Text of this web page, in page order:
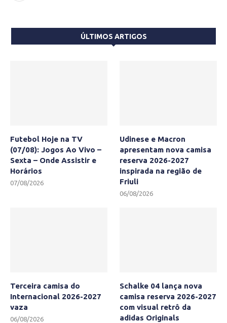
ÚLTIMOS ARTIGOS
Futebol Hoje na TV
(07/08): Jogos Ao Vivo –
Sexta – Onde Assistir e
Horários
07/08/2026
Udinese e Macron
apresentam nova camisa
reserva 2026-2027
inspirada na região de
Friuli
06/08/2026
Terceira camisa do
Internacional 2026-2027
vaza
06/08/2026
Schalke 04 lança nova
camisa reserva 2026-2027
com visual retrô da
adidas Originals